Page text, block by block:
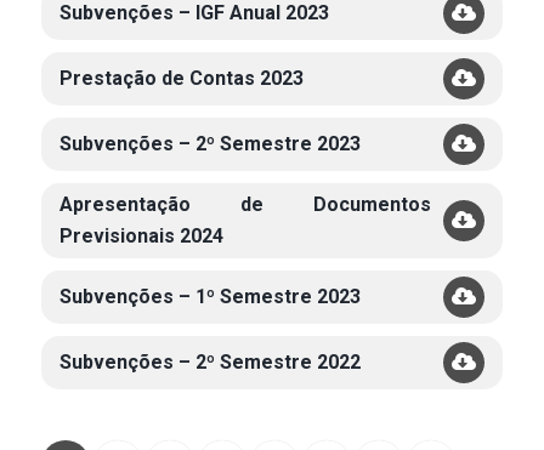
Subvenções – IGF Anual 2023
Prestação de Contas 2023
Subvenções – 2º Semestre 2023
Apresentação de Documentos
Previsionais 2024
Subvenções – 1º Semestre 2023
Subvenções – 2º Semestre 2022